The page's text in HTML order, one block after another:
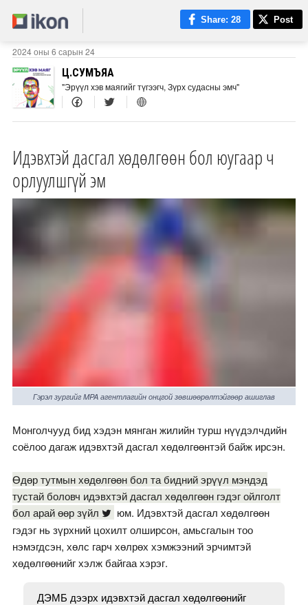
Share: 28 Post
2024 оны 6 сарын 24
Ц.СУМЪЯА
"Эрүүл хэв маягийг түгээгч, Зүрх судасны эмч"
Идэвхтэй дасгал хөдөлгөөн бол юугаар ч
орлуулшгүй эм
Гэрэл зургийг MPA агентлагийн онцгой зөвшөөрөлтэйгөөр ашиглав
Монголчууд бид хэдэн мянган жилийн турш нүүдэлчдийн
соёлоо дагаж идэвхтэй дасгал хөдөлгөөнтэй байж ирсэн.
Өдөр тутмын хөдөлгөөн бол та бидний эрүүл мэндэд
тустай боловч идэвхтэй дасгал хөдөлгөөн гэдэг ойлголт
бол арай өөр зүйл
юм. Идэвхтэй дасгал хөдөлгөөн
гэдэг нь зүрхний цохилт олширсон, амьсгалын тоо
нэмэгдсэн, хөлс гарч хөлрөх хэмжээний эрчимтэй
хөдөлгөөнийг хэлж байгаа хэрэг.
ДЭМБ дээрх идэвхтэй дасгал хөдөлгөөнийг